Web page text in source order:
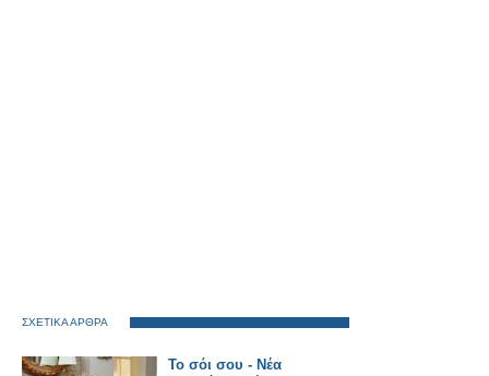
ΣΧΕΤΙΚΑ ΑΡΘΡΑ
Το σόι σου - Νέα